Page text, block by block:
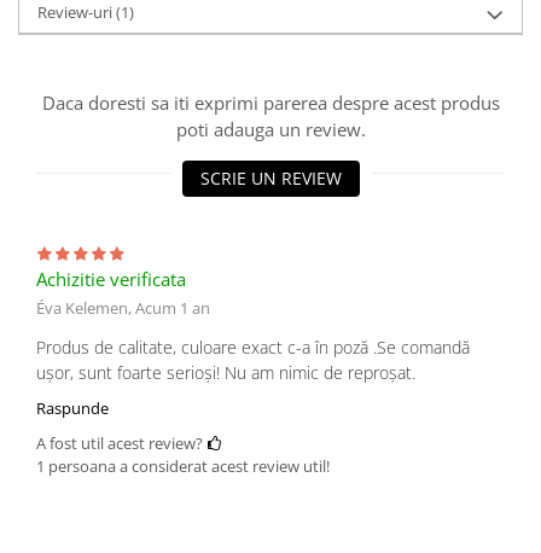
Review-uri(1)
Daca doresti sa iti exprimi parerea despre acest produs
poti adauga un review.
SCRIE UN REVIEW
Achizitie verificata
Éva Kelemen,Acum 1 an
Produs de calitate, culoare exact c-a în poză .Se comandă
ușor, sunt foarte serioși! Nu am nimic de reproșat.
Raspunde
A fost util acest review?
1 persoana a considerat acest review util!